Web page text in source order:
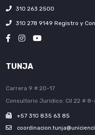
310 263 2500
310 278 9149 Registro y
TUNJA
Carrera 9 # 20-17
Consultorio Jurídico: Cll 22 # 8-
+57 310 835 63 85